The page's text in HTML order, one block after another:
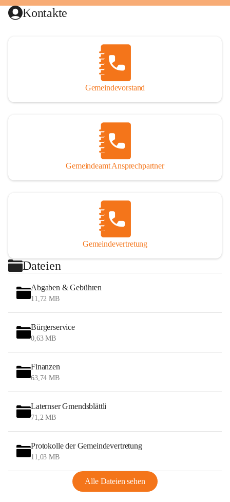
Kontakte
Gemeindevorstand
Gemeindeamt Ansprechpartner
Gemeindevertretung
Dateien
Abgaben & Gebühren
11,72 MB
Bürgerservice
0,63 MB
Finanzen
63,74 MB
Laternser Gmendsblättli
71,2 MB
Protokolle der Gemeindevertretung
11,03 MB
Alle Dateien sehen